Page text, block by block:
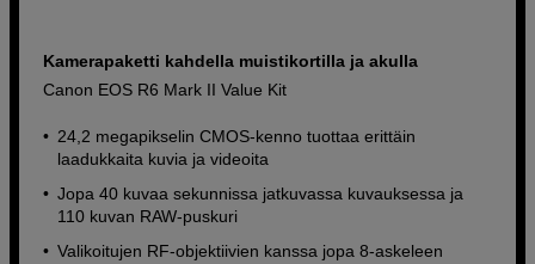
Kamerapaketti kahdella muistikortilla ja akulla
Canon EOS R6 Mark II Value Kit
24,2 megapikselin CMOS-kenno tuottaa erittäin
laadukkaita kuvia ja videoita
Jopa 40 kuvaa sekunnissa jatkuvassa kuvauksessa ja
110 kuvan RAW-puskuri
Valikoitujen RF-objektiivien kanssa jopa 8-askeleen